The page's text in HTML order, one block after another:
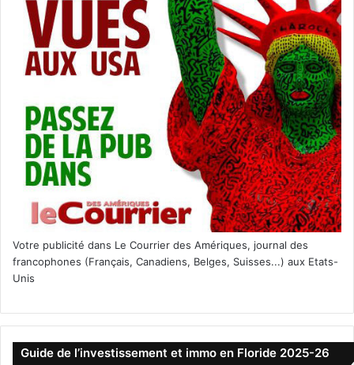
Votre publicité dans Le Courrier des Amériques, journal des
francophones (Français, Canadiens, Belges, Suisses...) aux Etats-
Unis
Guide de l’investissement et immo en Floride 2025-26